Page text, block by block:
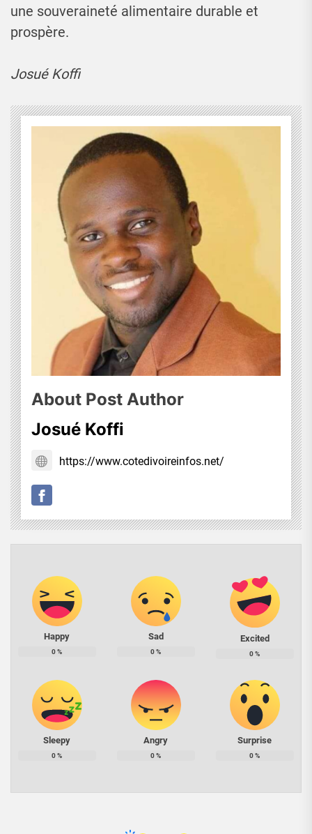
une souveraineté alimentaire durable et
prospère.
Josué Koffi
About Post Author
Josué Koffi
https://www.cotedivoireinfos.net/
Happy
0%
Sad
0%
Excited
0%
Sleepy
0%
Angry
0%
Surprise
0%